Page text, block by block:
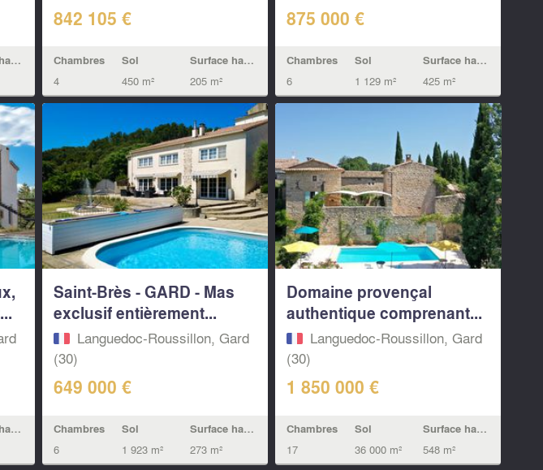
Surface habitable
842 105 €
Chambres
4
Sol
450 m²
Surface habitable
205 m²
875 000 €
Chambres
6
Sol
1 129 m²
Surface habitable
425 m²
Surface habitable
Saint-Brès - GARD - Mas
exclusif entièrement...
Languedoc-Roussillon, Gard
(30)
649 000 €
Chambres
6
Sol
1 923 m²
Surface habitable
273 m²
Domaine provençal
authentique comprenant...
Languedoc-Roussillon, Gard
(30)
1 850 000 €
Chambres
17
Sol
36 000 m²
Surface habitable
548 m²